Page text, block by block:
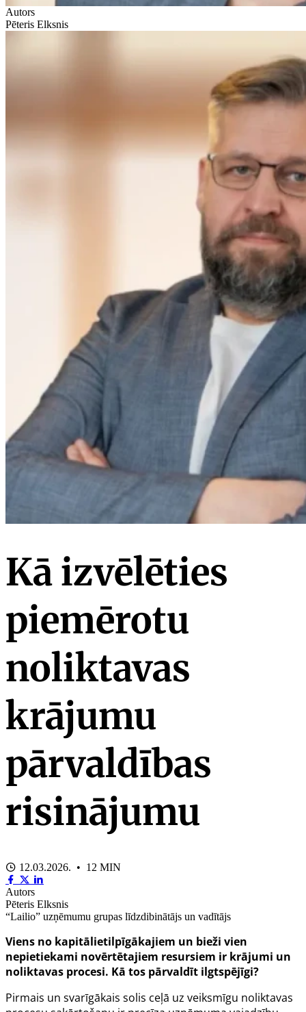
Autors
Pēteris Elksnis
Kā izvēlēties
piemērotu
noliktavas
krājumu
pārvaldības
risinājumu
12.03.2026. • 12 MIN
Autors
Pēteris Elksnis
“Lailio” uzņēmumu grupas līdzdibinātājs un vadītājs
Viens no kapitālietilpīgākajiem un bieži vien
nepietiekami novērtētajiem resursiem ir krājumi un
noliktavas procesi. Kā tos pārvaldīt ilgtspējīgi?
Pirmais un svarīgākais solis ceļā uz veiksmīgu noliktavas